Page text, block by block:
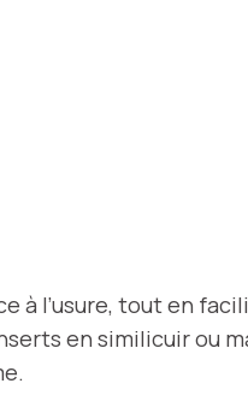
à l’usure, tout en
en similicuir ou